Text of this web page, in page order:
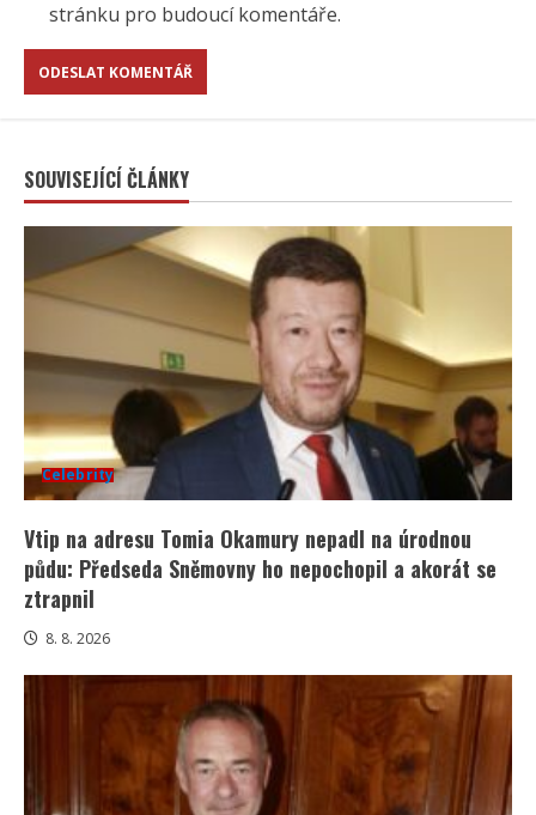
stránku pro budoucí komentáře.
SOUVISEJÍCÍ ČLÁNKY
Celebrity
Vtip na adresu Tomia Okamury nepadl na úrodnou
půdu: Předseda Sněmovny ho nepochopil a akorát se
ztrapnil
8. 8. 2026